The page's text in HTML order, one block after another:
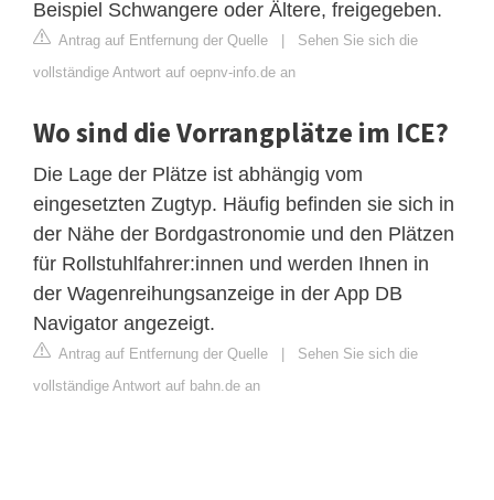
Beispiel Schwangere oder Ältere, freigegeben.
Antrag auf Entfernung der Quelle
Sehen Sie sich die
vollständige Antwort auf oepnv-info.de an
Wo sind die Vorrangplätze im ICE?
Die Lage der Plätze ist abhängig vom
eingesetzten Zugtyp. Häufig befinden sie sich in
der Nähe der Bordgastronomie und den Plätzen
für Rollstuhlfahrer:innen und werden Ihnen in
der Wagenreihungsanzeige in der App DB
Navigator angezeigt.
Antrag auf Entfernung der Quelle
Sehen Sie sich die
vollständige Antwort auf bahn.de an